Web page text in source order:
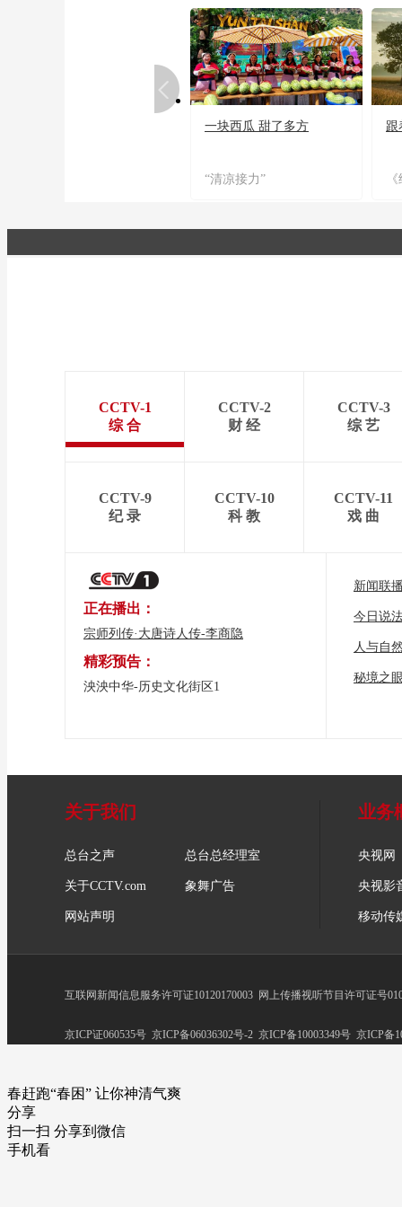
一块西瓜 甜了多方
“清凉接力”
跟
CCTV-1
综 合
CCTV-2
财 经
CCTV-3
综 艺
CCTV-9
纪 录
CCTV-10
科 教
CCTV-11
戏 曲
正在播出：
宗师列传·大唐诗人传-李商隐
精彩预告：
泱泱中华-历史文化街区1
新闻联
今日说
人与自
秘境之
关于我们
总台之声 总台总经理室
关于CCTV.com 象舞广告
网站声明
业务
央视网
央视影
移动传
互联网新闻信息服务许可证10120170003 网上传播视听节目许可证号
京ICP证060535号 京ICP备06036302号-2 京ICP备10003349号 京ICP备
春赶跑“春困” 让你神清气爽
分享
扫一扫 分享到微信
手机看